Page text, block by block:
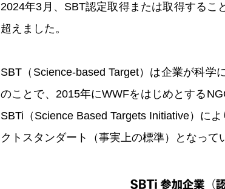
2024年3月、SBT認定取得または取得するこ
超えました。
SBT（Science-based Target）は企業が科
のことで、2015年にWWFをはじめとする
SBTi（Science Based Targets Initiative）に
クトスタンダート（事実上の標準）となって